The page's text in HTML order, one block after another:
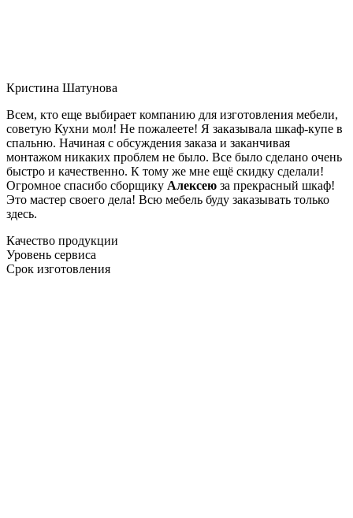
Кристина Шатунова
Всем, кто еще выбирает компанию для изготовления мебели,
советую Кухни мол! Не пожалеете! Я заказывала шкаф-купе в
спальню. Начиная с обсуждения заказа и заканчивая
монтажом никаких проблем не было. Все было сделано очень
быстро и качественно. К тому же мне ещё скидку сделали!
Огромное спасибо сборщику Алексею за прекрасный шкаф!
Это мастер своего дела! Всю мебель буду заказывать только
здесь.
Качество продукции
Уровень сервиса
Срок изготовления